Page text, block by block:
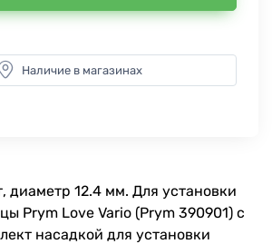
Наличие в магазинах
диаметр 12.4 мм. Для установки
Prym Love Vario (Prym 390901) c
насадкой для установки